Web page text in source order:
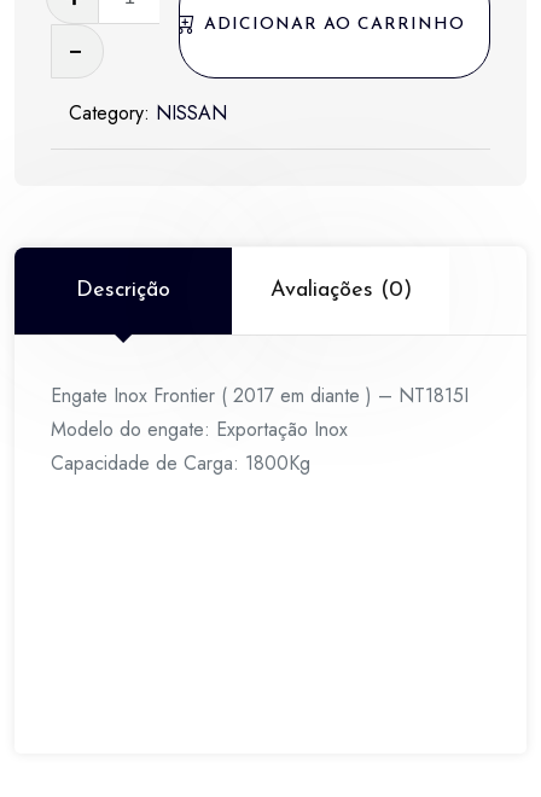
Inox
Frontier
2017
em
-
NT1815I
ADICIONAR AO CARRINHO
Category: NISSAN
Descrição Avaliações (0)
Engate Inox Frontier ( 2017 em diante ) – NT1815I
Modelo do engate: Exportação Inox
Capacidade de Carga: 1800Kg